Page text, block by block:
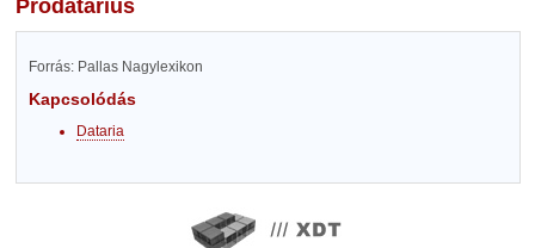
Prodatarius
Forrás: Pallas Nagylexikon
Kapcsolódás
Dataria